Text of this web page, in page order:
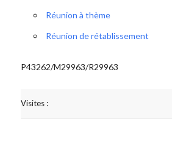
Réunion à thème
Réunion de rétablissement
P43262/M29963/R29963
Visites :